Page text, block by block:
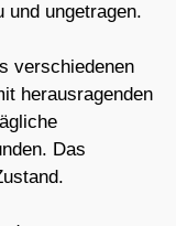
und ungetragen.
verschiedenen
herausragenden
Das